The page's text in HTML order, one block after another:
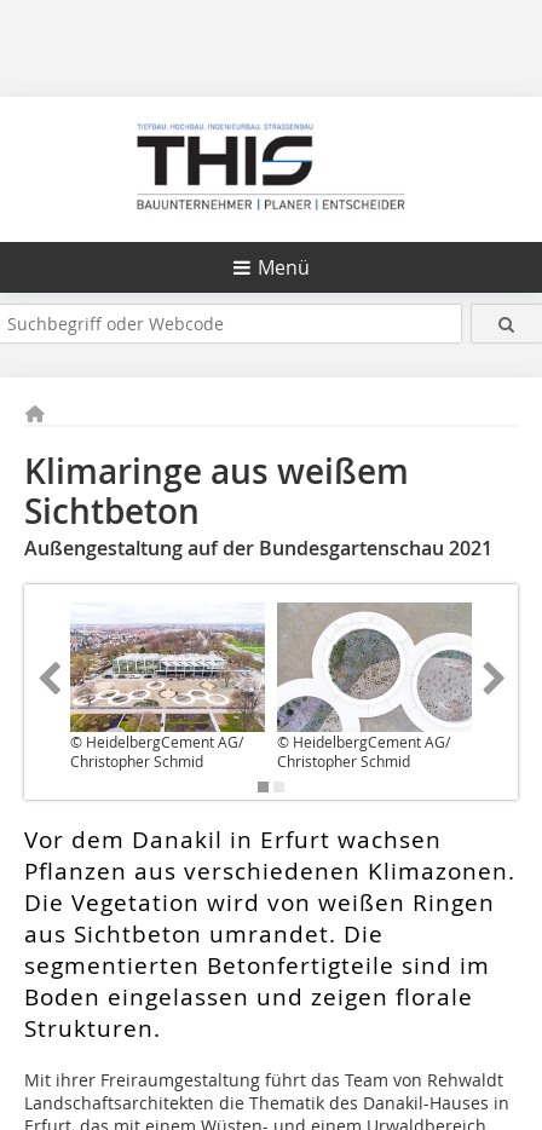
Menü
Klimaringe aus weißem
Sichtbeton
Außengestaltung auf der Bundesgartenschau 2021
© HeidelbergCement AG/
Christopher Schmid
© HeidelbergCement AG/
Christopher Schmid
Vor dem Danakil in Erfurt wachsen
Pflanzen aus verschiedenen Klimazonen.
Die Vegetation wird von weißen Ringen
aus Sichtbeton umrandet. Die
segmentierten Betonfertigteile sind im
Boden eingelassen und zeigen florale
Strukturen.
Mit ihrer Freiraumgestaltung führt das Team von Rehwaldt
Landschaftsarchitekten die Thematik des Danakil-Hauses in